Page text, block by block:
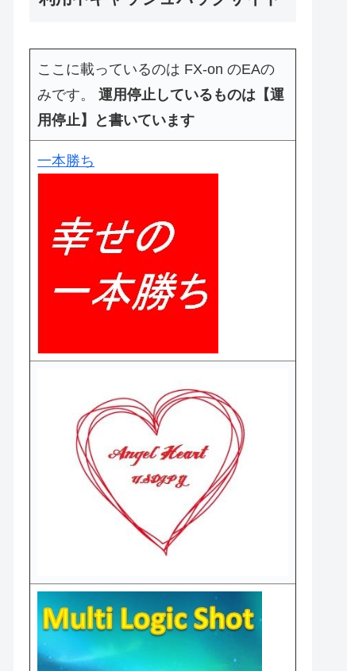
ここに載っているのは FX-on のEAの
みです。 運用停止しているものは【運
用停止】と書いています
一本勝ち